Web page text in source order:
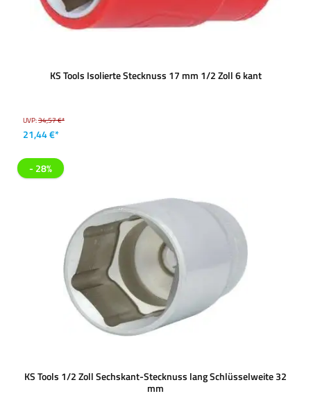
KS Tools Isolierte Stecknuss 17 mm 1/2 Zoll 6 kant
UVP:34,57 €*
21,44 €*
- 28%
KS Tools 1/2 Zoll Sechskant-Stecknuss lang Schlüsselweite 32
mm